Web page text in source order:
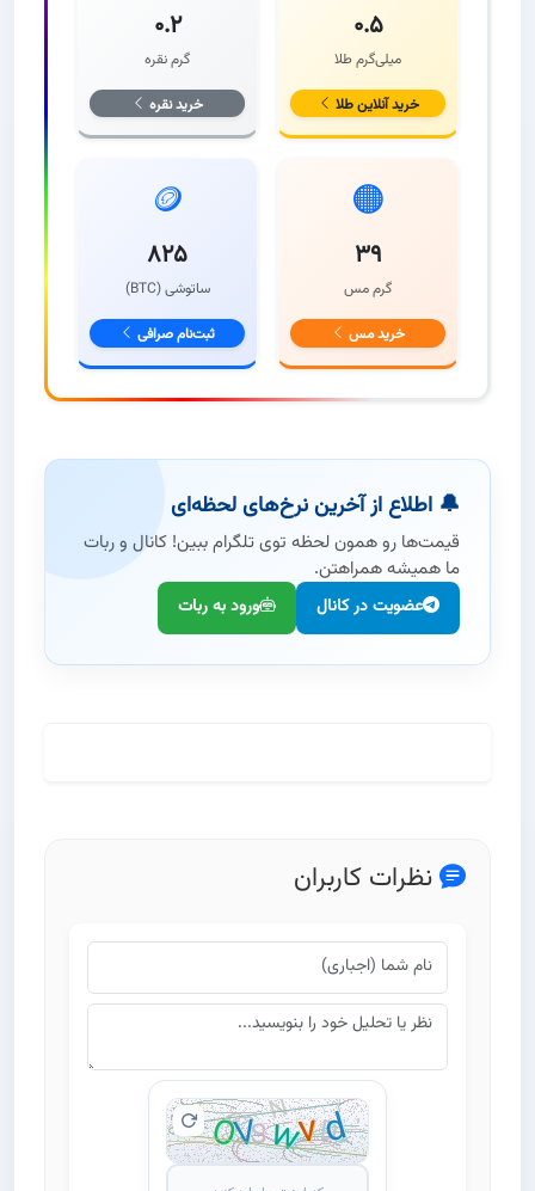
۰.۵
میلی‌گرم طلا
خرید آنلاین طلا
۰.۲
گرم نقره
خرید نقره
🟠
۳۹
گرم مس
خرید مس
🪙
۸۲۵
ساتوشی (BTC)
ثبت‌نام صرافی
🔔 اطلاع از آخرین نرخ‌های لحظه‌ای
قیمت‌ها رو همون لحظه توی تلگرام ببین! کانال و ربات
ما همیشه همراهتن.
عضویت در کانال ورود به ربات
نظرات کاربران